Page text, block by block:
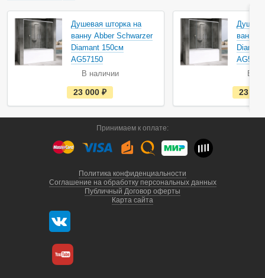
Душевая шторка на
ванну Abber Schwarzer
Diamant 150см
AG57150
В наличии
е
с
т
н
л
и
и
и
23 000
ванну
В
23
Принимаем к оплате:
Политика конфиденциальности
Соглашение на обработку персональных данных
Публичный Договор оферты
Карта сайта